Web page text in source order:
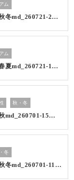
ム
冬md_260721-2…
ム
夏md_260721-1…
秋・冬
md_260701-15…
冬
冬md_260701-11…